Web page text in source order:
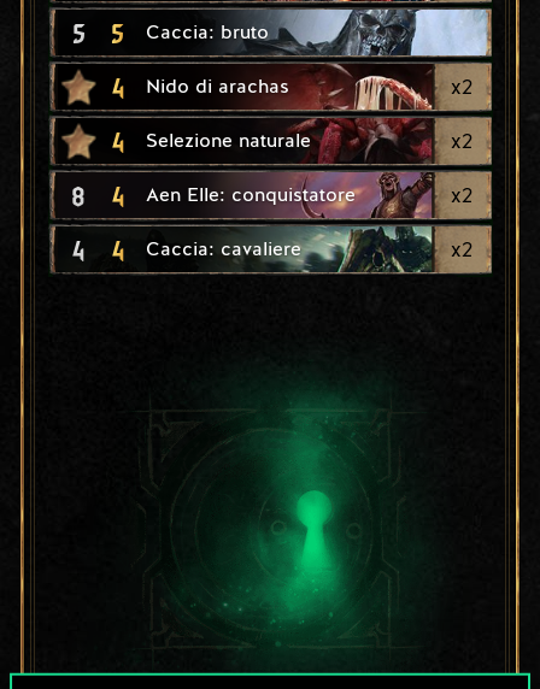
5 5 Caccia: bruto
4 Nido di arachas x2
4 Selezione naturale x2
8 4 Aen Elle: conquistatore x2
4 4 Caccia: cavaliere x2